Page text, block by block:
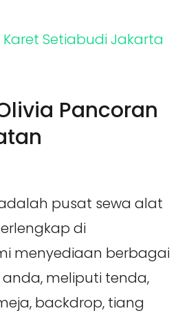
Pancoran
pusat sewa alat
di
menyediaan berbagai
meliputi tenda,
backdrop, tiang